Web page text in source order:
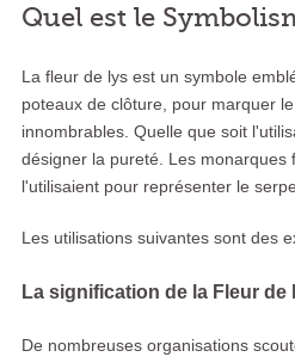
Quel est le
La fleur de lys est un symbole
poteaux de clôture, pour marquer
innombrables. Quelle que soit
désigner la pureté. Les monarques
l'utilisaient pour représenter le
Les utilisations suivantes sont des
La signification de la Fleur
De nombreuses organisations